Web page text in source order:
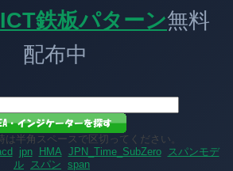
ICT鉄板パターン無料
配布中
は半角スペースで区切ってください。
jpn HMA JPN_Time_SubZero
スパンモデ
ル スパン span